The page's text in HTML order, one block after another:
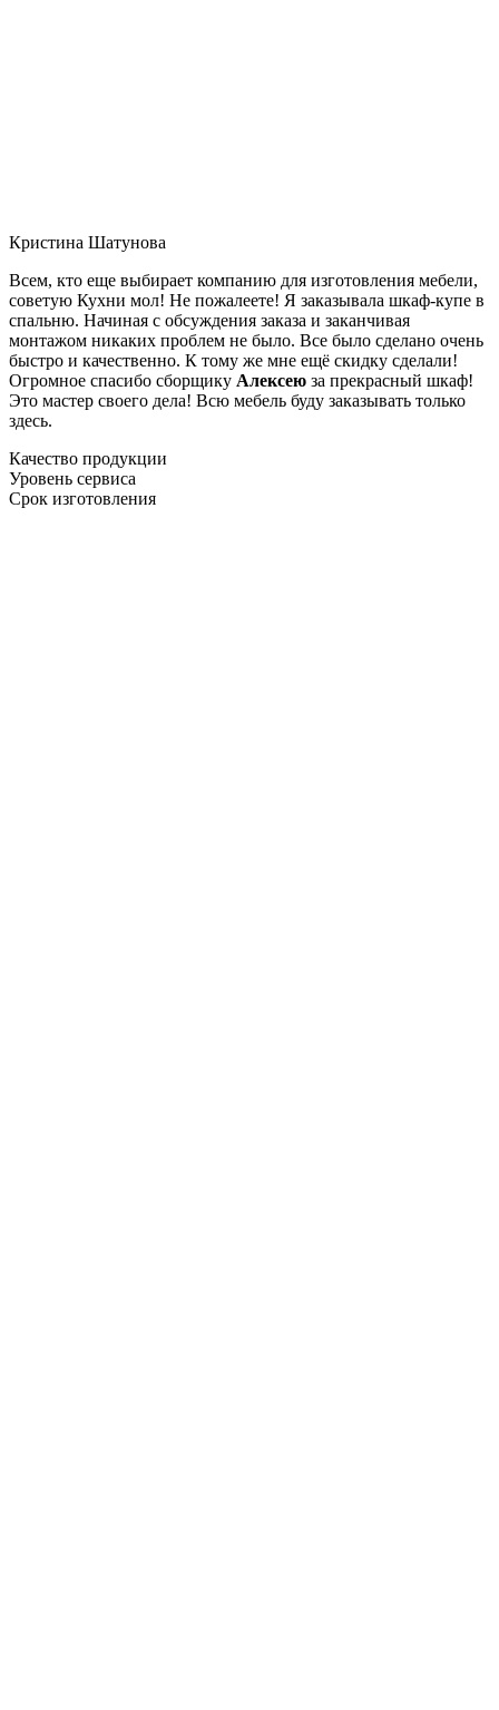
Кристина Шатунова
Всем, кто еще выбирает компанию для изготовления мебели,
советую Кухни мол! Не пожалеете! Я заказывала шкаф-купе в
спальню. Начиная с обсуждения заказа и заканчивая
монтажом никаких проблем не было. Все было сделано очень
быстро и качественно. К тому же мне ещё скидку сделали!
Огромное спасибо сборщику Алексею за прекрасный шкаф!
Это мастер своего дела! Всю мебель буду заказывать только
здесь.
Качество продукции
Уровень сервиса
Срок изготовления